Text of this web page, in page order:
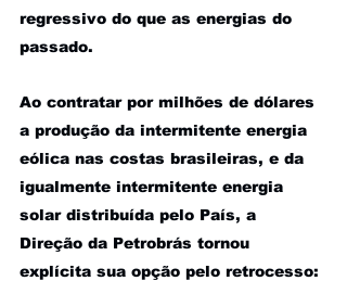
regressivo do que as energias do
passado.
Ao contratar por milhões de dólares
a produção da intermitente energia
eólica nas costas brasileiras, e da
igualmente intermitente energia
solar distribuída pelo País, a
Direção da Petrobrás tornou
explícita sua opção pelo retrocesso: